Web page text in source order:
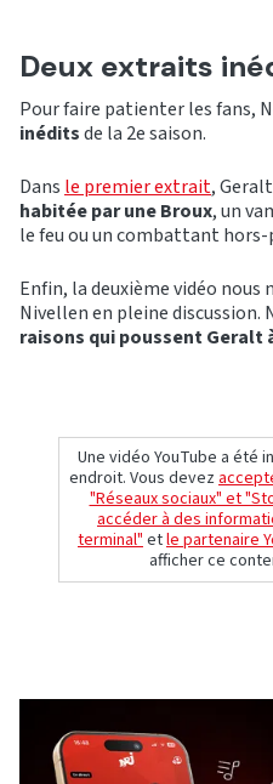
Deux extraits
Pour faire patienter les fans,
inéditsde la 2e saison.
Dans le premier extrait,
habitée par une Broux, un
le feu ou un combattant hors-
Enfin, la deuxième vidéo
Nivellen en pleine
raisons qui poussent Geralt
Une vidéo YouTube a été
endroit. Vous devez
"Réseaux sociaux" et
accéder à des
terminal" etle partenaire
afficher ce